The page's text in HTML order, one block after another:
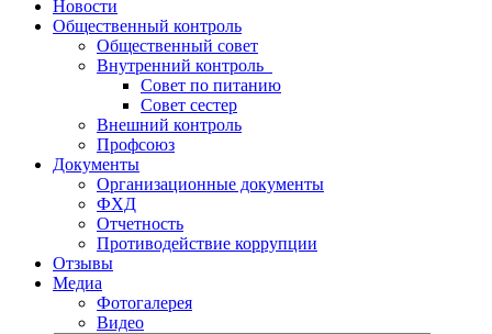
Новости
Общественный контроль
Общественный совет
Внутренний контроль
Совет по питанию
Совет сестер
Внешний контроль
Профсоюз
Документы
Организационные документы
ФХД
Отчетность
Противодействие коррупции
Отзывы
Медиа
Фотогалерея
Видео